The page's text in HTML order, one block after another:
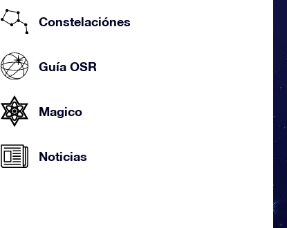
Constelaciónes
Guía OSR
Magico
Noticias